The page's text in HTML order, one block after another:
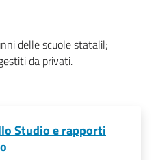
delle scuole statalil;
da privati.
Studio e rapporti